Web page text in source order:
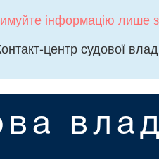
інформацію лише
центр судової